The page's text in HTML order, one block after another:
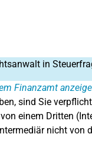
in
Finanzamt
sind Sie
einem Dritten
nicht von